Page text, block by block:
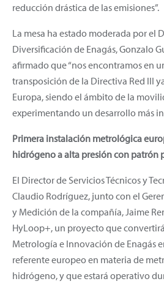
reducción drástica de las emisiones”.
La mesa ha estado moderada por el
Diversificación de Enagás, Gonzalo
afirmado que “nos encontramos en
transposición de la Directiva Red III
Europa, siendo el ámbito de la
experimentando un desarrollo más
Primera instalación metrológica
hidrógeno a alta presión con patrón
El Director de Servicios Técnicos y
Claudio Rodríguez, junto con el
y Medición de la compañía, Jaime
HyLoop+, un proyecto que
Metrología e Innovación de Enagás
referente europeo en materia de
hidrógeno, y que estará operativo